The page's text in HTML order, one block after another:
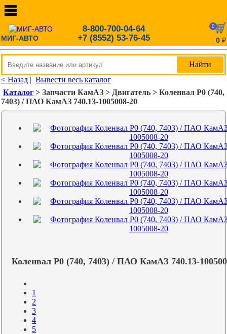
МИГ-АВТО
8-800-700-04-64
+7 (8552) 53-76-45
0
0 ₽
< Назад |Вывести весь каталог
Каталог > Запчасти КамАЗ > Двигатель > Коленвал Р0 (740,
7403) / ПАО КамАЗ 740.13-1005008-20
Коленвал Р0 (740, 7403) / ПАО КамАЗ 740.13-
1
2
3
4
5